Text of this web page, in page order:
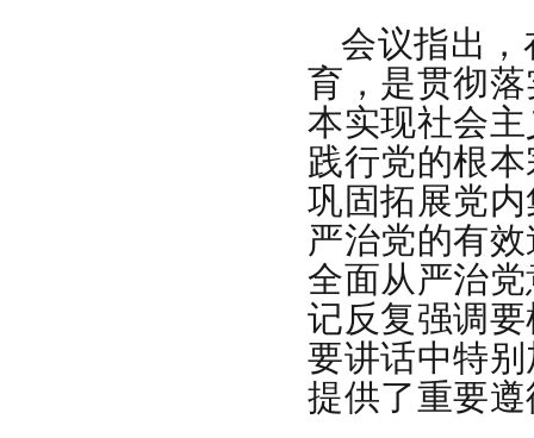
会议指出
育，是贯彻
本实现社会
践行党的根
巩固拓展党
严治党的有
全面从严治
记反复强调
要讲话中特
提供了重要